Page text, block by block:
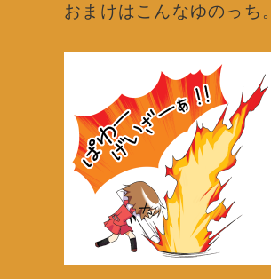
おまけはこんなゆのっち。